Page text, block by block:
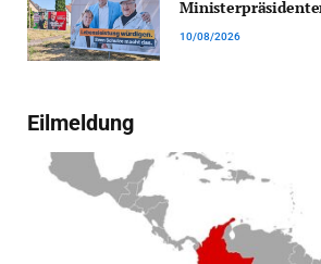
10/08/2026
Eilmeldung